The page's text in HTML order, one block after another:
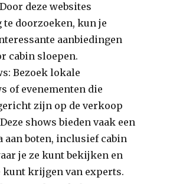
deze websites
doorzoeken, kun je
aanbiedingen
cabin sloepen.
Bezoek lokale
of evenementen die
zijn op de verkoop
shows bieden vaak een
aan boten, inclusief cabin
je ze kunt bekijken en
krijgen van experts.